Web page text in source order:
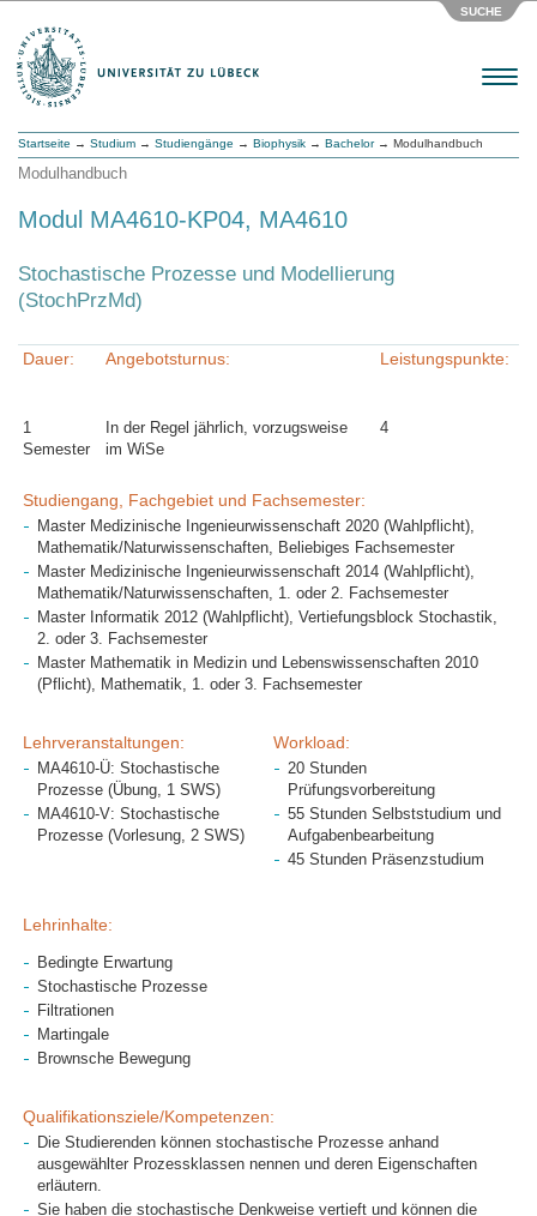
SUCHE
Menu
Startseite → Studium → Studiengänge → Biophysik → Bachelor→ Modulhandbuch
Modulhandbuch
Modul MA4610-KP04, MA4610
Stochastische Prozesse und Modellierung
(StochPrzMd)
Dauer:
1
Semester
Angebotsturnus:
In der Regel jährlich, vorzugsweise
im WiSe
Leistungspunkte:
4
Studiengang, Fachgebiet und Fachsemester:
Master Medizinische Ingenieurwissenschaft 2020 (Wahlpflicht),
Mathematik/Naturwissenschaften, Beliebiges Fachsemester
Master Medizinische Ingenieurwissenschaft 2014 (Wahlpflicht),
Mathematik/Naturwissenschaften, 1. oder 2. Fachsemester
Master Informatik 2012 (Wahlpflicht), Vertiefungsblock Stochastik,
2. oder 3. Fachsemester
Master Mathematik in Medizin und Lebenswissenschaften 2010
(Pflicht), Mathematik, 1. oder 3. Fachsemester
Lehrveranstaltungen:
MA4610-Ü: Stochastische
Prozesse (Übung, 1 SWS)
MA4610-V: Stochastische
Prozesse (Vorlesung, 2 SWS)
Workload:
20 Stunden
Prüfungsvorbereitung
55 Stunden Selbststudium und
Aufgabenbearbeitung
45 Stunden Präsenzstudium
Lehrinhalte:
Bedingte Erwartung
Stochastische Prozesse
Filtrationen
Martingale
Brownsche Bewegung
Qualifikationsziele/Kompetenzen:
Die Studierenden können stochastische Prozesse anhand
ausgewählter Prozessklassen nennen und deren Eigenschaften
erläutern.
Sie haben die stochastische Denkweise vertieft und können die